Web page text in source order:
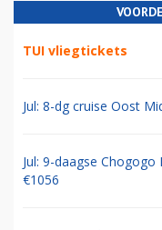
TUI vliegtickets
Jul: 8-dg cruise Oost
Jul: 9-daagse
€1056